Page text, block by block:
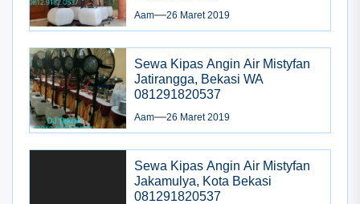
Aam 26 Maret 2019
Sewa Kipas Angin Air Mistyfan
Jatirangga, Bekasi WA
081291820537
Aam 26 Maret 2019
Sewa Kipas Angin Air Mistyfan
Jakamulya, Kota Bekasi
081291820537